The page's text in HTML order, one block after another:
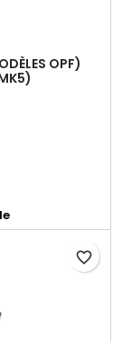
OPF)
favorite_border